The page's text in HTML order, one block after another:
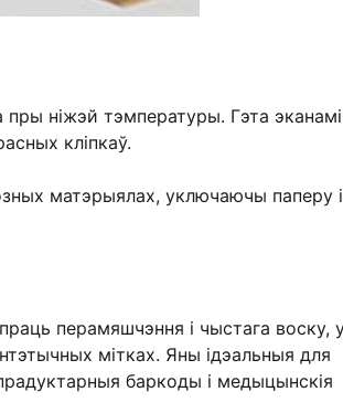
пры ніжэй тэмпературы. Гэта
кліпкаў.
матэрыялах, уключаючы паперу і
перамяшчэння і чыстага воску,
мітках. Яны ідэальныя для
баркоды і медыцынскія